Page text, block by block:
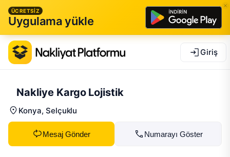
ÜCRETSİZ
Uygulama yükle
Giriş
Nakliye Kargo Lojistik
Konya, Selçuklu
Mesaj Gönder Numarayı Göster